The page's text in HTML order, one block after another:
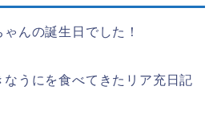
んの誕生日でした！
なうにを食べてきたリア充日記